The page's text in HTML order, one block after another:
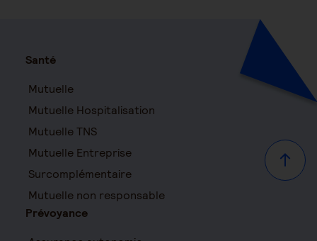
Haut
Santé
Mutuelle
Mutuelle Hospitalisation
Mutuelle TNS
Mutuelle Entreprise
Surcomplémentaire
Mutuelle non responsable
Prévoyance